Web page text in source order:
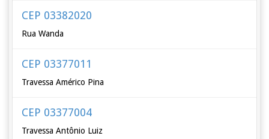
CEP 03382020
Rua Wanda
CEP 03377011
Travessa Américo Pina
CEP 03377004
Travessa Antônio Luiz